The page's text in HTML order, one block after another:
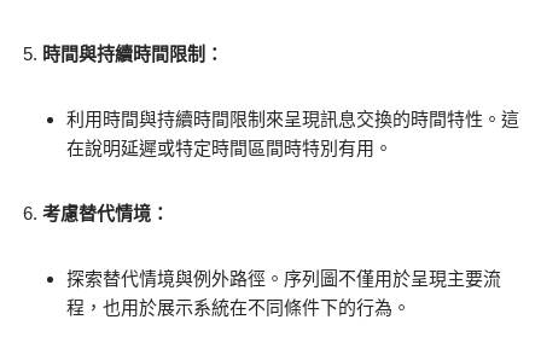
時間與持續時間限制：
利用時間與持續時間限制來呈現訊息交換的時間特性。這
在說明延遲或特定時間區間時特別有用。
考慮替代情境：
探索替代情境與例外路徑。序列圖不僅用於呈現主要流
程，也用於展示系統在不同條件下的行為。